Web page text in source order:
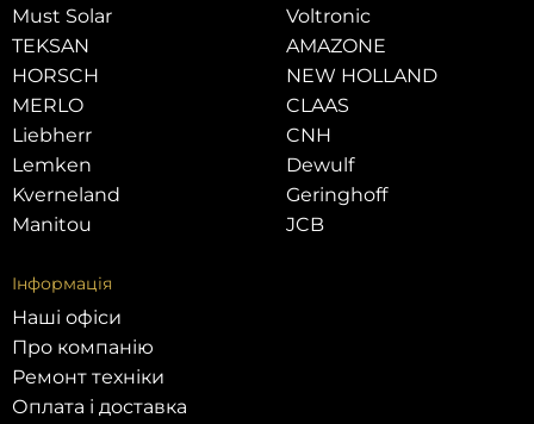
Must Solar
TEKSAN
HORSCH
MERLO
Liebherr
Lemken
Kverneland
Manitou
Voltronic
AMAZONE
NEW HOLLAND
CLAAS
CNH
Dewulf
Geringhoff
JCB
Інформація
Наші офіси
Про компанію
Ремонт техніки
Оплата і доставка